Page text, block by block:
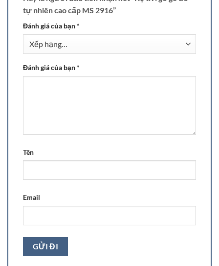
tự nhiên cao cấp MS 2916”
Đánh giá của bạn*
Đánh giá của bạn*
Tên
Email